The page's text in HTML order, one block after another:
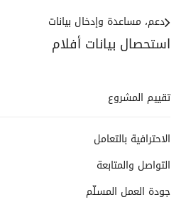
استحصال بيانات أفلام
دعم، مساعدة وإدخال بيانات
تقييم المشروع
الاحترافية بالتعامل
التواصل والمتابعة
جودة العمل المسلّم